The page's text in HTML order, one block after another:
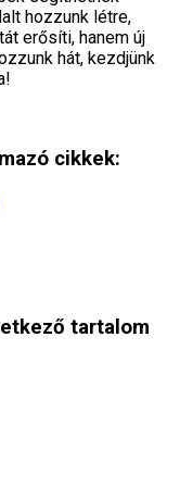
hozzunk létre,
erősíti, hanem új
hát, kezdjünk
cikkek:
tartalom